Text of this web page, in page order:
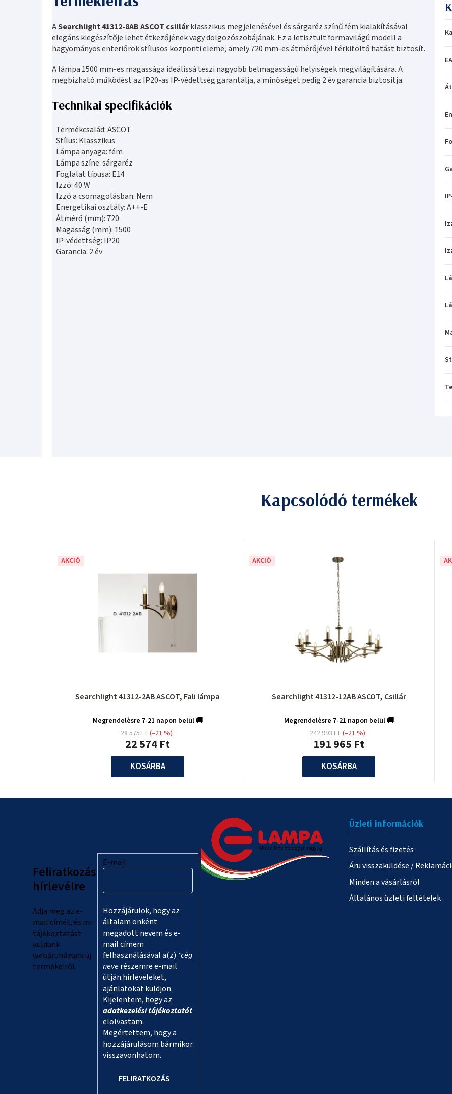
ASearchlight 41312-8AB ASCOT csillárklasszikus megjelenésével és sárgaréz színű fém kialakításával
elegáns kiegészítője lehet étkezőjének vagy dolgozószobájának. Ez a letisztult formavilágú modell a
hagyományos enteriőrök stílusos központi eleme, amely 720 mm-es átmérőjével térkitöltő hatást biztosít.
A lámpa 1500 mm-es magassága ideálissá teszi nagyobb belmagasságú helyiségek megvilágítására. A
megbízható működést az IP20-as IP-védettség garantálja, a minőséget pedig 2 év garancia biztosítja.
Technikai specifikációk
Termékcsalád: ASCOT
Stílus: Klasszikus
Lámpa anyaga: fém
Lámpa színe: sárgaréz
Foglalat típusa: E14
Izzó: 40 W
Izzó a csomagolásban: Nem
Energetikai osztály: A++-E
Átmérő (mm): 720
Magasság (mm): 1500
IP-védettség: IP20
Garancia: 2 év
Kapcsolódó termékek
AKCIÓ
Searchlight 41312-2AB ASCOT, Fali lámpa
Megrendelèsre 7-21 napon belül 🚚
22 574 Ft
28 575 Ft (–21 %)
KOSÁRBA
AKCIÓ
Searchlight 41312-12AB ASCOT, Csillár
Megrendelèsre 7-21 napon belül 🚚
191 965 Ft
242 993 Ft (–21 %)
KOSÁRBA
Feliratkozás
hírlevélre
Adja meg az e-
mail címét, és mi
tájékoztatást
küldünk
webáruházunk új
termékeiről.
E-mail
Hozzájárulok, hogy az
általam önként
megadott nevem és e-
mail címem
felhasználásával a(z) *cég
neverészemre e-mail
útján hírleveleket,
ajánlatokat küldjön.
Kijelentem, hogy az
adatkezelési tájékoztatót
elolvastam.
Megértettem, hogy a
hozzájárulásom bármikor
visszavonhatom.
FELIRATKOZÁS
Üzleti információk
Szállítás és fizetés
Áru visszaküldése /
Minden a vásárlásról
Általános üzleti feltételek